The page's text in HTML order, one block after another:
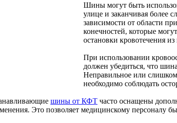
Шины могут быть
улице и заканчивая
зависимости от области
конечностей, которые
остановки кровотечения
При использовании
должен убедиться, что
Неправильное или
необходимо соблюдать
шины от КФТ часто оснащены
Это позволяет медицинскому персоналу